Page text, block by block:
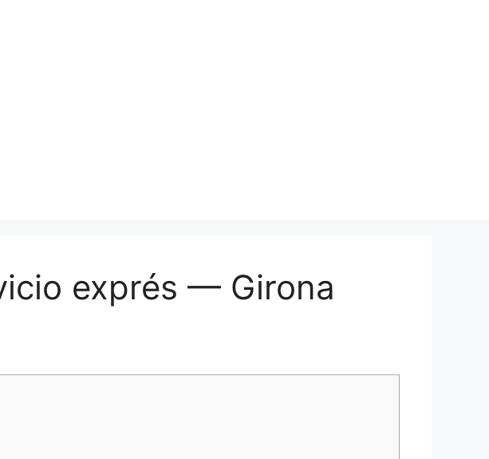
exprés — Girona